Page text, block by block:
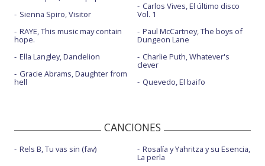
Sienna Spiro, Visitor
RAYE, This music may contain
hope.
Ella Langley, Dandelion
Gracie Abrams, Daughter from
hell
Carlos Vives, El último disco
Vol. 1
Paul McCartney, The boys of
Dungeon Lane
Charlie Puth, Whatever's
clever
Quevedo, El baifo
CANCIONES
Rels B, Tu vas sin (fav) Rosalía y Yahritza y su Esencia,
La perla